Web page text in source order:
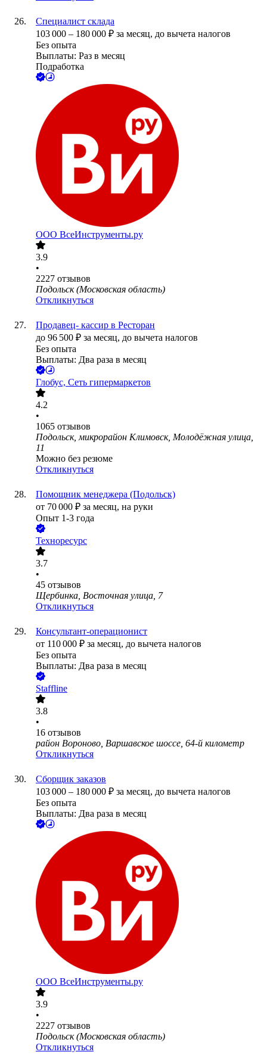
Специалист склада
103 000 – 180 000 ₽ за месяц, до вычета налогов
Без опыта
Выплаты: Раз в месяц
Подработка
ООО ВсеИнструменты.ру
3.9
•
2227 отзывов
Подольск (Московская область)
Откликнуться
Продавец- кассир в Ресторан
до 96 500 ₽ за месяц, до вычета налогов
Без опыта
Выплаты: Два раза в месяц
Глобус, Сеть гипермаркетов
4.2
•
1065 отзывов
Подольск, микрорайон Климовск, Молодёжная улица,
11
Можно без резюме
Откликнуться
Помощник менеджера (Подольск)
от 70 000 ₽ за месяц, на руки
Опыт 1-3 года
Техноресурс
3.7
•
45 отзывов
Щербинка, Восточная улица, 7
Откликнуться
Консультант-операционист
от 110 000 ₽ за месяц, до вычета налогов
Без опыта
Выплаты: Два раза в месяц
Staffline
3.8
•
16 отзывов
район Вороново, Варшавское шоссе, 64-й километр
Откликнуться
Сборщик заказов
103 000 – 180 000 ₽ за месяц, до вычета налогов
Без опыта
Выплаты: Два раза в месяц
ООО ВсеИнструменты.ру
3.9
•
2227 отзывов
Подольск (Московская область)
Откликнуться